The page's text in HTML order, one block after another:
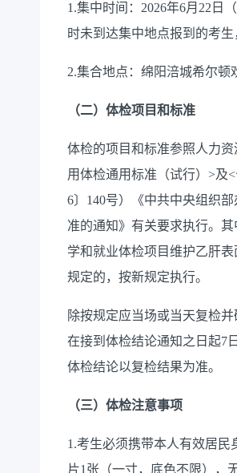
1.集中时间：2026年6月22日
时未到达集中地点报到的考生
2.集合地点：绵阳涪城希尔顿
（二）体检项目和标准
体检的项目和标准参照人力
用体检通用标准（试行）>及
6〕140号）《中共中央组织
准的通知》有关要求执行。
学和就业体检项目维护乙肝
规定的，按新规定执行。
除按规定应当场或当天复检
在接到体检结论通知之日起7
体检结论以复检结果为准。
（三）体检注意事项
1.考生必须携带本人有效居
片1张（一寸，底色不限），